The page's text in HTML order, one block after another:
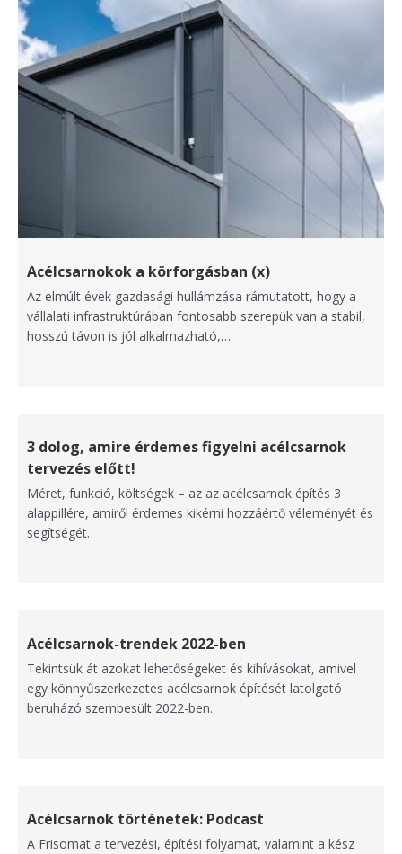
Acélcsarnokok a körforgásban (x)
Az elmúlt évek gazdasági hullámzása rámutatott, hogy a
vállalati infrastruktúrában fontosabb szerepük van a stabil,
hosszú távon is jól alkalmazható,…
3 dolog, amire érdemes figyelni acélcsarnok
tervezés előtt!
Méret, funkció, költségek – az az acélcsarnok építés 3
alappillére, amiről érdemes kikérni hozzáértő véleményét és
segítségét.
Acélcsarnok-trendek 2022-ben
Tekintsük át azokat lehetőségeket és kihívásokat, amivel
egy könnyűszerkezetes acélcsarnok építését latolgató
beruházó szembesült 2022-ben.
Acélcsarnok történetek: Podcast
A Frisomat a tervezési, építési folyamat, valamint a kész